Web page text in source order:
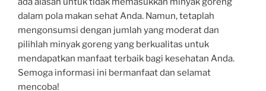
dalam pola makan sehat Anda. Namun, tetaplah
mengonsumsi dengan jumlah yang moderat dan
pilihlah minyak goreng yang berkualitas untuk
mendapatkan manfaat terbaik bagi kesehatan Anda.
Semoga informasi ini bermanfaat dan selamat
mencoba!